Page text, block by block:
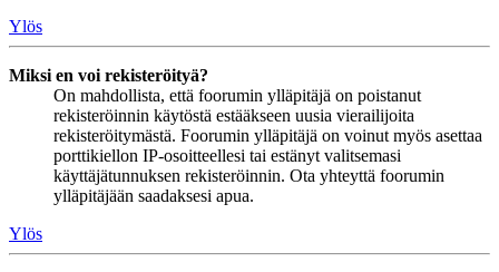
Ylös
Miksi en voi rekisteröityä?
On mahdollista, että foorumin ylläpitäjä on poistanut
rekisteröinnin käytöstä estääkseen uusia vierailijoita
rekisteröitymästä. Foorumin ylläpitäjä on voinut myös asettaa
porttikiellon IP-osoitteellesi tai estänyt valitsemasi
käyttäjätunnuksen rekisteröinnin. Ota yhteyttä foorumin
ylläpitäjään saadaksesi apua.
Ylös